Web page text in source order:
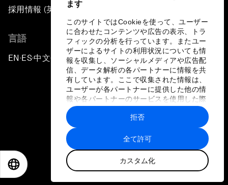
ます
このサイトではCookieを使って、ユーザー
に合わせたコンテンツや広告の表示、トラ
フィックの分析を行っています。またユー
ザーによるサイトの利用状況についても情
報を収集し、ソーシャルメディアや広告配
信、データ解析の各パートナーに情報を共
有しています。ここで収集された情報は、
ユーザーが各パートナーに提供した他の情
報や各パートナーのサービスを使用した際
に収集された情報と組み合わされ、各パー
トナーによって使用されることがありま
す。
全て許可
カスタム化
拒否
採用情報 (英語のみ)
言語
EN ▪ES▪中文▪ 日本語
プライバシーポリシーと利用規約
サイトマップ
©
世界経済フォーラム